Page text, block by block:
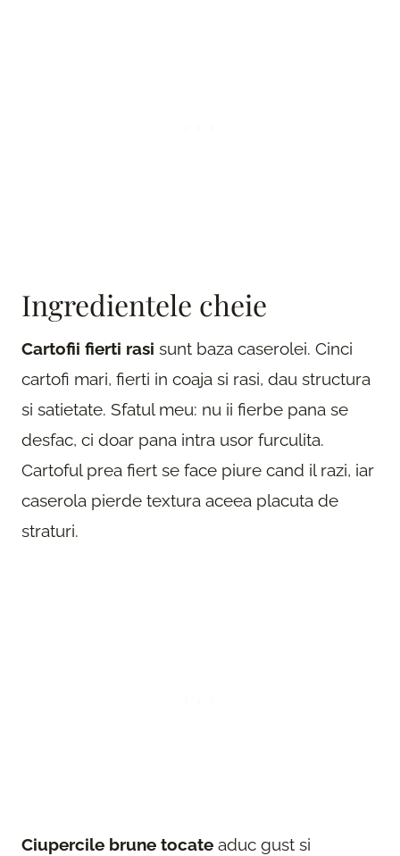
Ingredientele cheie
Cartofii fierti rasi sunt baza caserolei. Cinci
cartofi mari, fierti in coaja si rasi, dau structura
si satietate. Sfatul meu: nu ii fierbe pana se
desfac, ci doar pana intra usor furculita.
Cartoful prea fiert se face piure cand il razi, iar
caserola pierde textura aceea placuta de
straturi.
Ciupercile brune tocate aduc gust si